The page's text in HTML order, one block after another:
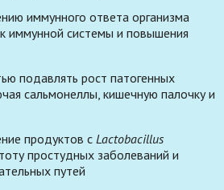
иммунного ответа организма
иммунной системы и повышения
подавлять рост патогенных
сальмонеллы, кишечную палочку и
продуктов с Lactobacillus
простудных заболеваний и
путей